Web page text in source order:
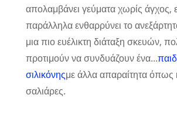
απολαμβάνει γεύματα χωρίς άγχος,
παράλληλα ενθαρρύνει το
μια πιο ευέλικτη διάταξη σκευών,
προτιμούν να συνδυάζουν ένα...
σιλικόνηςμε άλλα απαραίτητα όπως
σαλιάρες.